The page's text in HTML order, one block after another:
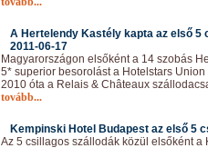
A Hertelendy Kastély kapta az első 5
2011-06-17
Magyarországon elsőként a 14 szobás
5* superior besorolást a Hotelstars
2010 óta a Relais & Châteaux
tovább...
Kempinski Hotel Budapest az első 5
Az 5 csillagos szállodák közül elsőként a